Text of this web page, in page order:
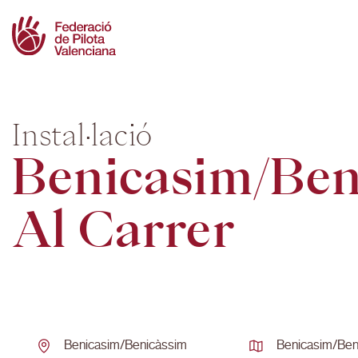
content
Instal·lació
Benicasim/
Al Carrer
Benicasim/benicàssim Benicasim/